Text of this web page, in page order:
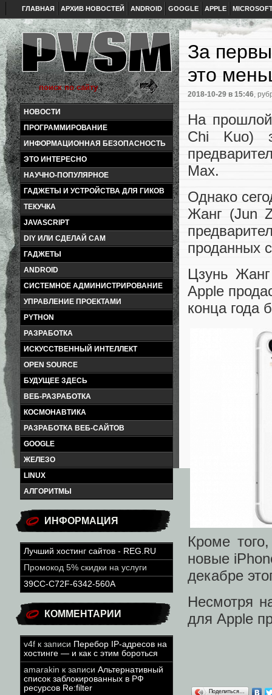
ГЛАВНАЯ АРХИВ НОВОСТЕЙ ANDROID GOOGLE APPLE
НОВОСТИ
ПРОГРАММИРОВАНИЕ
ИНФОРМАЦИОННАЯ БЕЗОПАСНОСТЬ
ЭТО ИНТЕРЕСНО
НАУЧНО-ПОПУЛЯРНОЕ
ГАДЖЕТЫ И УСТРОЙСТВА ДЛЯ ГИКОВ
ТЕКУЧКА
JAVASCRIPT
DIY ИЛИ СДЕЛАЙ САМ
ГАДЖЕТЫ
ANDROID
СИСТЕМНОЕ АДМИНИСТРИРОВАНИЕ
УПРАВЛЕНИЕ ПРОЕКТАМИ
PYTHON
РАЗРАБОТКА
ИСКУССТВЕННЫЙ ИНТЕЛЛЕКТ
OPEN SOURCE
БУДУЩЕЕ ЗДЕСЬ
ВЕБ-РАЗРАБОТКА
КОСМОНАВТИКА
РАЗРАБОТКА ВЕБ-САЙТОВ
GOOGLE
ЖЕЛЕЗО
LINUX
АЛГОРИТМЫ
ИНФОРМАЦИЯ
Лучший хостинг сайтов - REG.RU
Промокод 5% скидки на услуги
39CC-C72F-6342-560A
КОММЕНТАРИИ
v4f к записи Перебор IP-адресов на
хостинге — и как с этим бороться
amarakin к записи Альтернативный
список заблокированных в РФ
ресурсов Re:filter
За
это
2018-10-29 в 15:46,
На
Chi Kuo)
Max.
Однако
Жанг (Jun
проданных
Цзунь
Apple
конца года
Кроме
новые
декабре
Несмотря
для Apple
Поделиться…